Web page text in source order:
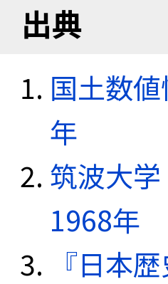
出典
国土数
年
筑波大
1968年
『日本